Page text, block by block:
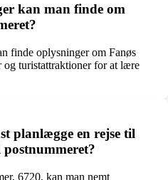
kan man finde om
finde oplysninger om Fanøs
turistattraktioner for at lære
planlægge en rejse til
6720, kan man nemt